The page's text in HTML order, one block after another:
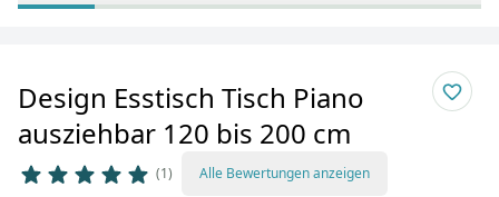
Design Esstisch Tisch Piano
ausziehbar 120 bis 200 cm
1 Alle Bewertungen anzeigen